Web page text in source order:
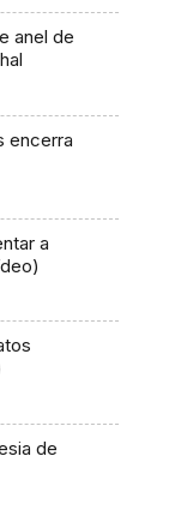
anel de
encerra
a
de